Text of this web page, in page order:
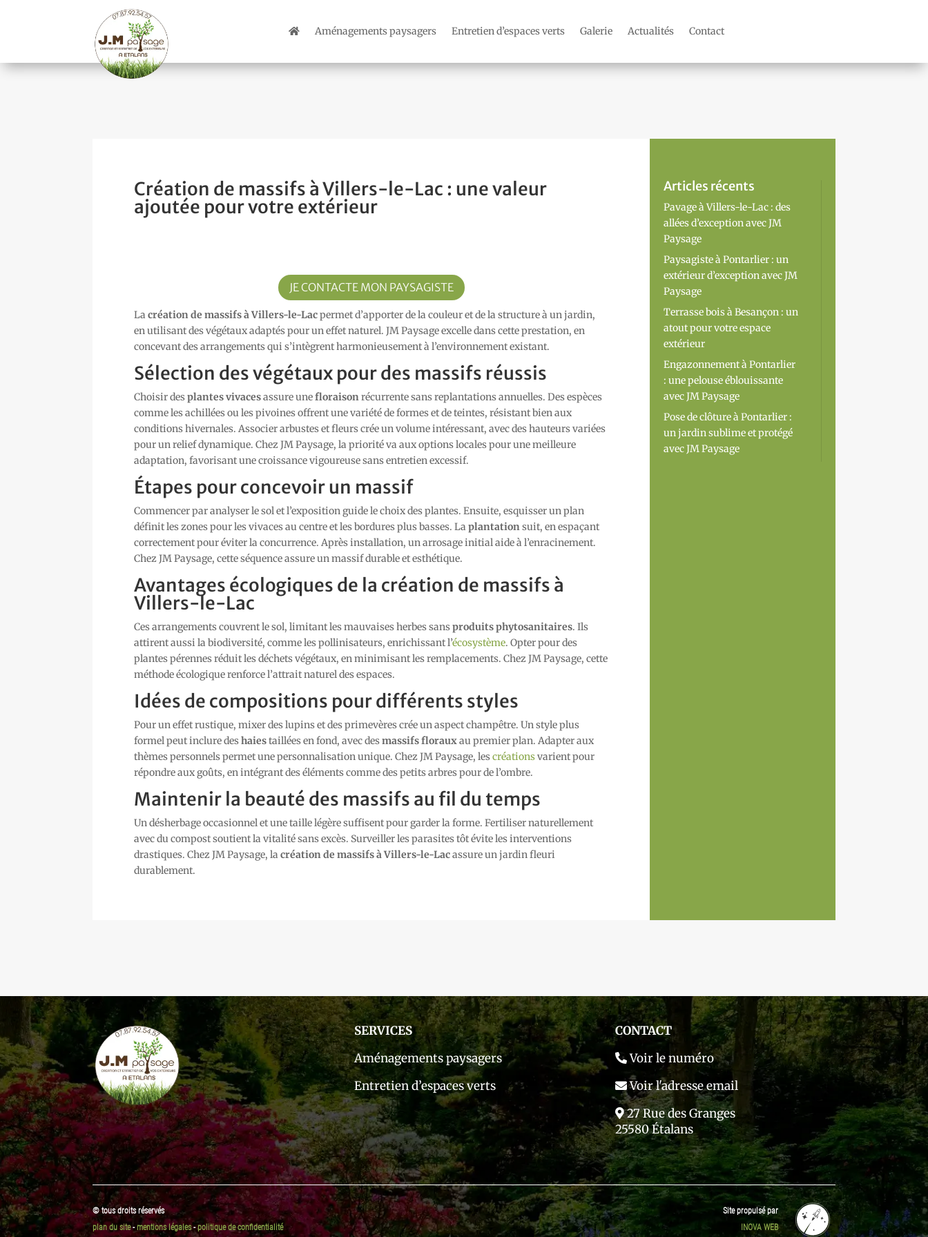
Aménagements paysagers Entretien d’espaces verts Galerie Actualités Contact
Création de massifs à Villers-le-Lac : une valeur
ajoutée pour votre extérieur
JE CONTACTE MON PAYSAGISTE
Lacréation de massifs à Villers-le-Lacpermet d’apporter de la couleur et de la structure à un jardin,
en utilisant des végétaux adaptés pour un effet naturel. JM Paysage excelle dans cette prestation, en
concevant des arrangements qui s’intègrent harmonieusement à l’environnement existant.
Sélection des végétaux pour des massifs réussis
Choisir desplantes vivacesassure unefloraison récurrente sans replantations annuelles. Des espèces
comme les achillées ou les pivoines offrent une variété de formes et de teintes, résistant bien aux
conditions hivernales. Associer arbustes et fleurs crée un volume intéressant, avec des hauteurs variées
pour un relief dynamique. Chez JM Paysage, la priorité va aux options locales pour une meilleure
adaptation, favorisant une croissance vigoureuse sans entretien excessif.
Étapes pour concevoir un massif
Commencer par analyser le sol et l’exposition guide le choix des plantes. Ensuite, esquisser un plan
définit les zones pour les vivaces au centre et les bordures plus basses. Laplantation suit, en espaçant
correctement pour éviter la concurrence. Après installation, un arrosage initial aide à l’enracinement.
Chez JM Paysage, cette séquence assure un massif durable et esthétique.
Avantages écologiques de la création de massifs à
Villers-le-Lac
Ces arrangements couvrent le sol, limitant les mauvaises herbes sansproduits phytosanitaires. Ils
attirent aussi la biodiversité, comme les pollinisateurs, enrichissant l’écosystème. Opter pour des
plantes pérennes réduit les déchets végétaux, en minimisant les remplacements. Chez JM Paysage, cette
méthode écologique renforce l’attrait naturel des espaces.
Idées de compositions pour différents styles
Pour un effet rustique, mixer des lupins et des primevères crée un aspect champêtre. Un style plus
formel peut inclure deshaiestaillées en fond, avec desmassifs florauxau premier plan. Adapter aux
thèmes personnels permet une personnalisation unique. Chez JM Paysage, lescréationsvarient pour
répondre aux goûts, en intégrant des éléments comme des petits arbres pour de l’ombre.
Maintenir la beauté des massifs au fil du temps
Un désherbage occasionnel et une taille légère suffisent pour garder la forme. Fertiliser naturellement
avec du compost soutient la vitalité sans excès. Surveiller les parasites tôt évite les interventions
drastiques. Chez JM Paysage, la création de massifs à Villers-le-Lacassure un jardin fleuri
durablement.
Articles récents
Pavage à Villers-le-Lac : des
allées d’exception avec JM
Paysage
Paysagiste à Pontarlier : un
extérieur d’exception avec JM
Paysage
Terrasse bois à Besançon : un
atout pour votre espace
extérieur
Engazonnement à Pontarlier
: une pelouse éblouissante
avec JM Paysage
Pose de clôture à Pontarlier :
un jardin sublime et protégé
avec JM Paysage
SERVICES
Aménagements paysagers
Entretien d’espaces verts
CONTACT
Voir le numéro
Voir l'adresse email
27 Rue des Granges
25580 Étalans
© tous droits réservés
plan du site- mentions légales-politique de confidentialité
Site propulsé par
INOVA WEB